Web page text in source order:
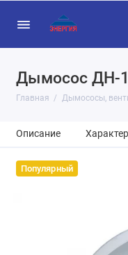
Дымосос ДН-
Главная Дымососы,
Описание
Популярный